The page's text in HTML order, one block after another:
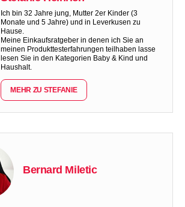
Ich bin 32 Jahre jung, Mutter 2er Kinder (3
Monate und 5 Jahre) und in Leverkusen zu
Hause.
Meine Einkaufsratgeber in denen ich Sie an
meinen Produkttesterfahrungen teilhaben lasse
lesen Sie in den Kategorien Baby & Kind und
Haushalt.
MEHR ZU STEFANIE
Bernard Miletic